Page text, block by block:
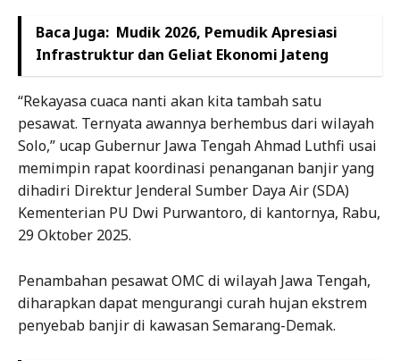
Baca Juga: Mudik 2026, Pemudik Apresiasi
Infrastruktur dan Geliat Ekonomi Jateng
“Rekayasa cuaca nanti akan kita tambah satu
pesawat. Ternyata awannya berhembus dari wilayah
Solo,” ucap Gubernur Jawa Tengah Ahmad Luthfi usai
memimpin rapat koordinasi penanganan banjir yang
dihadiri Direktur Jenderal Sumber Daya Air (SDA)
Kementerian PU Dwi Purwantoro, di kantornya, Rabu,
29 Oktober 2025.
Penambahan pesawat OMC di wilayah Jawa Tengah,
diharapkan dapat mengurangi curah hujan ekstrem
penyebab banjir di kawasan Semarang-Demak.